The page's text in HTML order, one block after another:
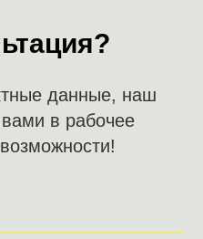
данные, наш
в рабочее